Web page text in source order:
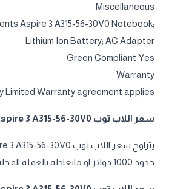
Miscellaneous
Aspire 3 A315-56-30V0 Notebook;
Lithium Ion Battery; AC Adapter
Green Compliant Yes
Warranty
Limited Warranty agreement applies.
سعر اللاب توب Acer Aspire 3 A315-56-30V0 فى مصر
حدود 1000 دولار او مايعادله بالعمله المحلية